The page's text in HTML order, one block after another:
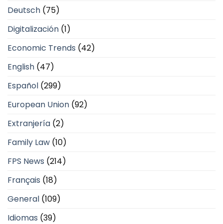
Deutsch (75)
Digitalización (1)
Economic Trends (42)
English (47)
Español (299)
European Union (92)
Extranjería (2)
Family Law (10)
FPS News (214)
Français (18)
General (109)
Idiomas (39)